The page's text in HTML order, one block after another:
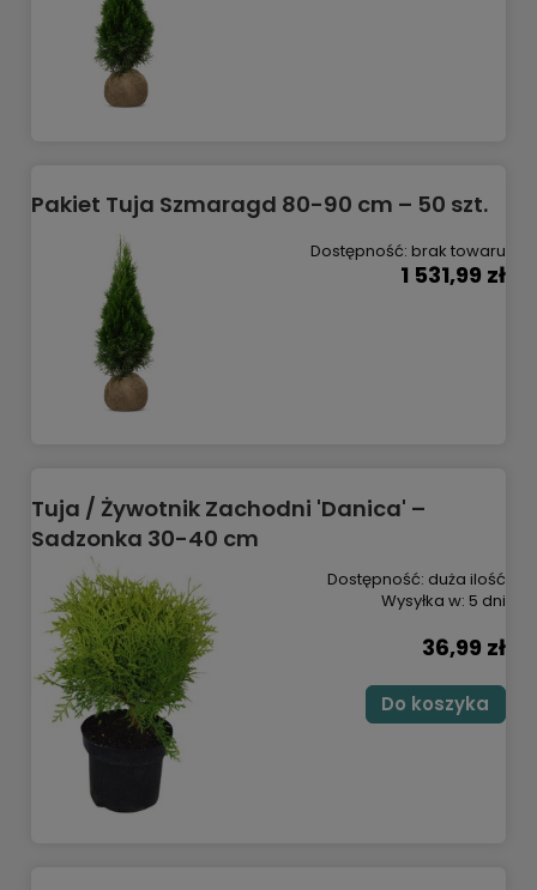
Pakiet Tuja Szmaragd 80-90 cm – 50 szt.
Dostępność: brak towaru
1 531,99 zł
Tuja / Żywotnik Zachodni 'Danica' –
Sadzonka 30-40 cm
Dostępność: duża ilość
Wysyłka w: 5 dni
36,99 zł
Do koszyka